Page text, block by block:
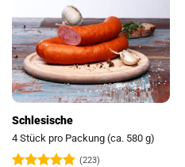
Schlesische
4 Stück pro Packung (ca. 580 g)
(223)